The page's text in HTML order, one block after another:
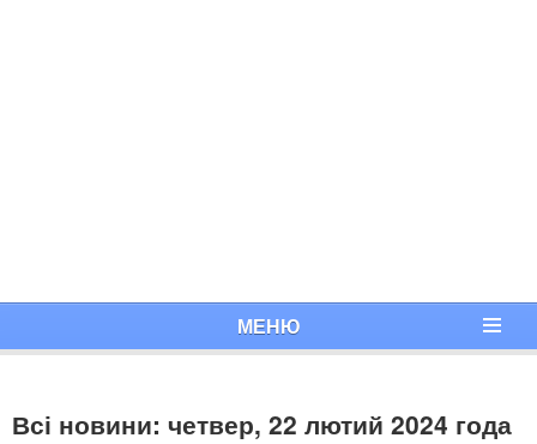
МЕНЮ
Всі новини: четвер, 22 лютий 2024 года